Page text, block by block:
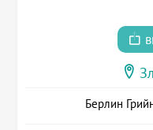
Берлин